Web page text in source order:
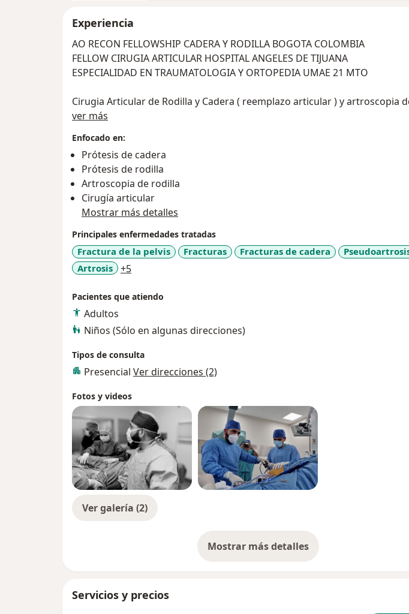
Experiencia
AO RECON FELLOWSHIP CADERA Y RODILLA BOGOTA COLOMBIA
FELLOW CIRUGIA ARTICULAR HOSPITAL ANGELES DE TIJUANA
ESPECIALIDAD EN TRAUMATOLOGIA Y ORTOPEDIA UMAE 21 MTO
Cirugia Articular de Rodilla y Cadera ( reemplazo articular ) y artroscopia de
rodilla
Tratamiento de fracturas y enfermedades degenerativas articulares
Tratamiento de lesiones deportivas
Comprometido para brindarte la mejor atencion
ver más
Enfocado en:
Prótesis de cadera
Prótesis de rodilla
Artroscopia de rodilla
Cirugía articular
Mostrar más detalles
Principales enfermedades tratadas
Fractura de la pelvis Fracturas Fracturas de cadera
Artrosis
+5a11y_sr_more_diseases
Pacientes que atiendo
Adultos
Niños (Sólo en algunas direcciones)
Tipos de consulta
Presencial Ver direcciones (2)
Fotos y videos
Ver galería (2)
Mostrar más detalles
sobre la experiencia
Servicios y precios